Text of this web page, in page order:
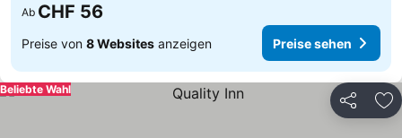
Ab CHF 56
Preise von 8 Websites anzeigen Preise sehen
Teilen
Beliebte Wahl